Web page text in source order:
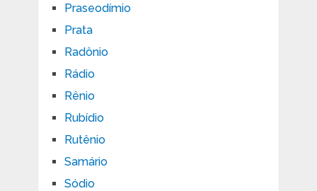
Praseodímio
Prata
Radônio
Rádio
Rênio
Rubídio
Rutênio
Samário
Sódio